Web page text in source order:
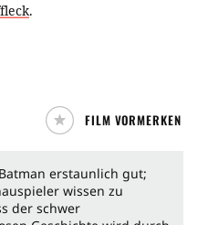
.
FILM VORMERKEN
erstaunlich gut;
wissen zu
der schwer